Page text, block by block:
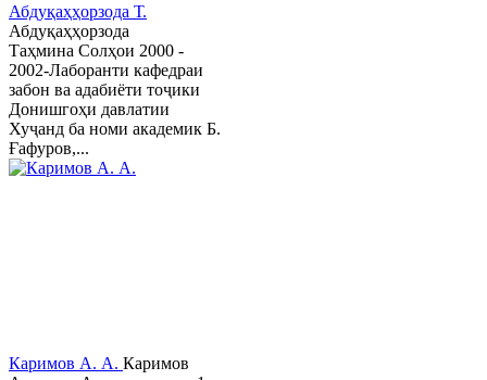
Абдуқаҳҳорзода Т.
Абдуқаҳҳорзода
Таҳмина Солҳои 2000 -
2002-Лаборанти кафедраи
забон ва адабиёти тоҷики
Донишгоҳи давлатии
Хуҷанд ба номи академик Б.
Ғафуров,...
Каримов А. А. Каримов